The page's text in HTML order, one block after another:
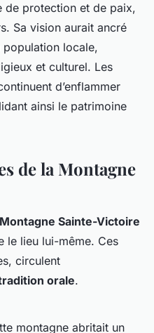
de protection et de paix,
Sa vision aurait ancré
locale,
et culturel. Les
d’enflammer
ainsi le patrimoine
de la Montagne
Sainte-Victoire
le lieu lui-même. Ces
circulent
orale.
montagne abritait un